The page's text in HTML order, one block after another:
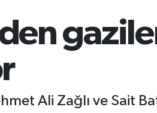
Ali Zağlı ve Sait